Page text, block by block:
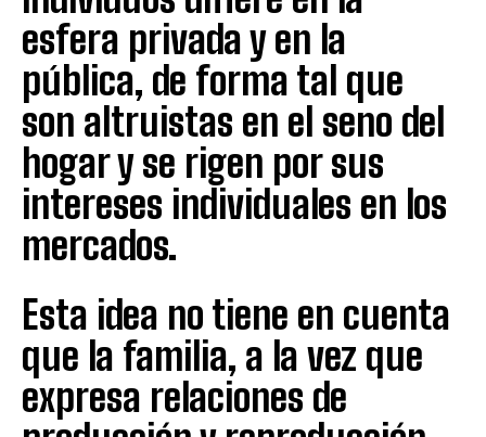
esfera privada y en la
pública, de forma tal que
son altruistas en el seno del
hogar y se rigen por sus
intereses individuales en los
mercados.
Esta idea no tiene en cuenta
que la familia, a la vez que
expresa relaciones de